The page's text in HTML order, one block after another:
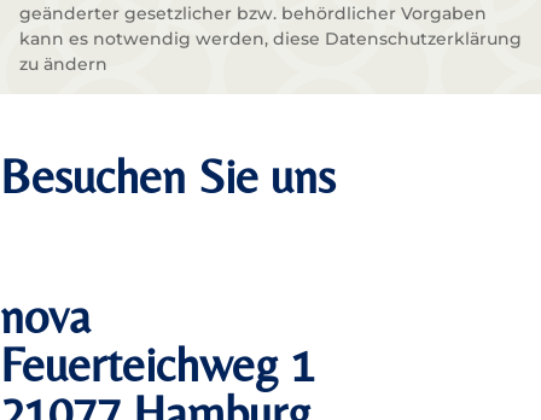
geänderter gesetzlicher bzw. behördlicher Vorgaben
kann es notwendig werden, diese Datenschutzerklärung
zu ändern
Besuchen Sie uns
nova
Feuerteichweg 1